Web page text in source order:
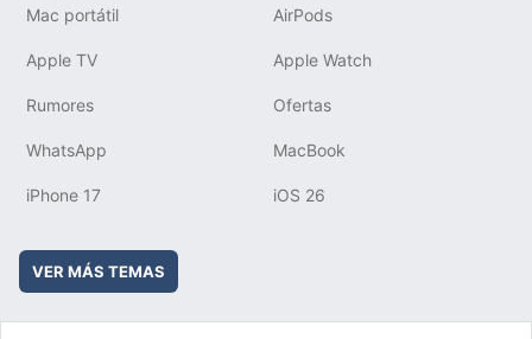
Mac portátil AirPods
Apple TV Apple Watch
Rumores Ofertas
WhatsApp MacBook
iPhone 17 iOS 26
VER MÁS TEMAS